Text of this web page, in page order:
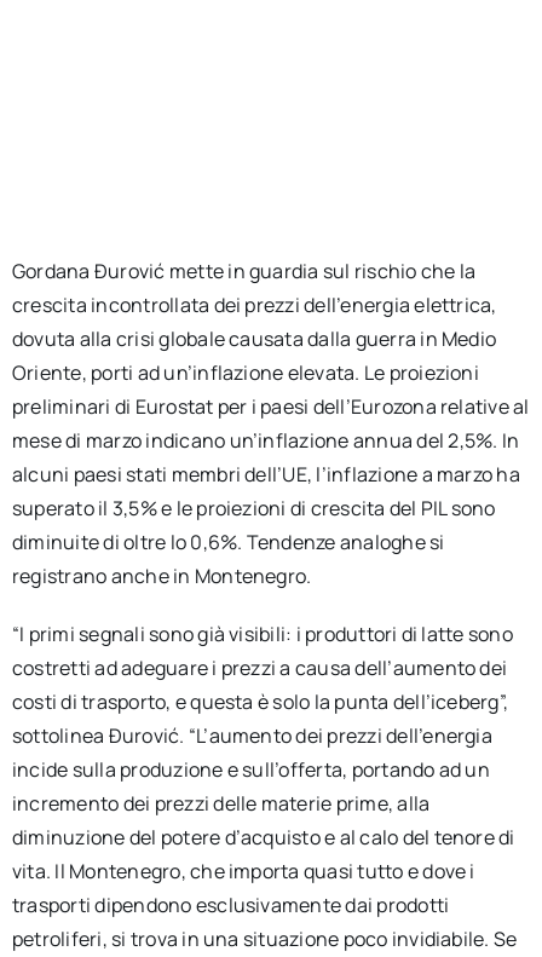
Gordana Đurović mette in guardia sul rischio che la
crescita incontrollata dei prezzi dell’energia elettrica,
dovuta alla crisi globale causata dalla guerra in Medio
Oriente, porti ad un’inflazione elevata. Le proiezioni
preliminari di Eurostat per i paesi dell’Eurozona relative al
mese di marzo indicano un’inflazione annua del 2,5%. In
alcuni paesi stati membri dell’UE, l’inflazione a marzo ha
superato il 3,5% e le proiezioni di crescita del PIL sono
diminuite di oltre lo 0,6%. Tendenze analoghe si
registrano anche in Montenegro.
“I primi segnali sono già visibili: i produttori di latte sono
costretti ad adeguare i prezzi a causa dell’aumento dei
costi di trasporto, e questa è solo la punta dell’iceberg”,
sottolinea Đurović. “L’aumento dei prezzi dell’energia
incide sulla produzione e sull’offerta, portando ad un
incremento dei prezzi delle materie prime, alla
diminuzione del potere d’acquisto e al calo del tenore di
vita. Il Montenegro, che importa quasi tutto e dove i
trasporti dipendono esclusivamente dai prodotti
petroliferi, si trova in una situazione poco invidiabile. Se